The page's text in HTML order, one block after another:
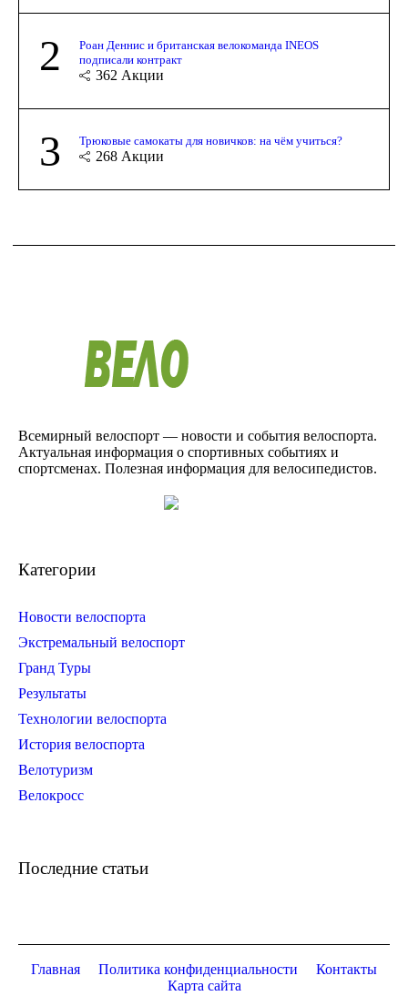
2
Роан Деннис и британская велокоманда INEOS
подписали контракт
362 Акции
3 Трюковые самокаты для новичков: на чём учиться?
268 Акции
Всемирный велоспорт — новости и события велоспорта.
Актуальная информация о спортивных событиях и
спортсменах. Полезная информация для велосипедистов.
Категории
Новости велоспорта
Экстремальный велоспорт
Гранд Туры
Результаты
Технологии велоспорта
История велоспорта
Велотуризм
Велокросс
Последние статьи
Главная Политика конфиденциальности
Контакты
Карта сайта